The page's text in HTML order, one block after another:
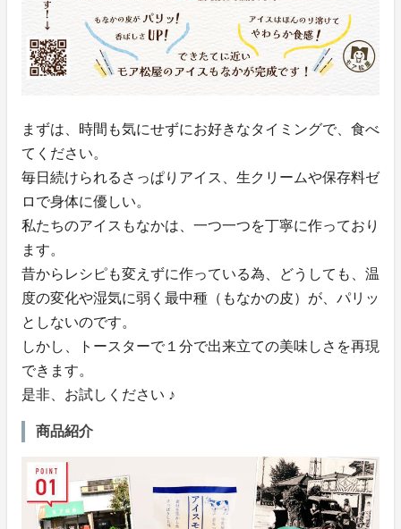
まずは、時間も気にせずにお好きなタイミングで、食べ
てください。
毎日続けられるさっぱりアイス、生クリームや保存料ゼ
ロで身体に優しい。
私たちのアイスもなかは、一つ一つを丁寧に作っており
ます。
昔からレシピも変えずに作っている為、どうしても、温
度の変化や湿気に弱く最中種（もなかの皮）が、パリッ
としないのです。
しかし、トースターで１分で出来立ての美味しさを再現
できます。
是非、お試しください ♪
商品紹介